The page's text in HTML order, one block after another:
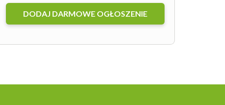
DODAJ DARMOWE OGŁOSZENIE